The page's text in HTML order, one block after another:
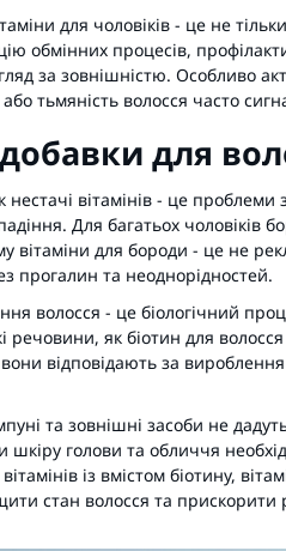
для чоловіків - це не
обмінних процесів,
за зовнішністю. Особливо
або тьмяність волосся часто
добавки для
вітамінів - це проблеми
Для багатьох чоловіків
вітаміни для бороди - це не
прогалин та неоднорідностей.
волосся - це біологічний
речовини, як біотин для
відповідають за
та зовнішні засоби не
шкіру голови та обличчя
із вмістом біотину,
стан волосся та прискорити